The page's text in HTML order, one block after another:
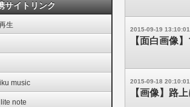
2015-09-19 13:10:01
【面白画像
2015-09-18 20:10:01
【画像】路
サイトリンク
生
music
note